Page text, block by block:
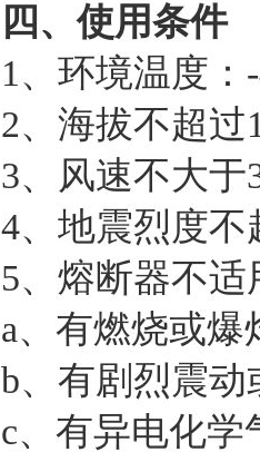
四、使用条件
1、环境温
2、海拔不超
3、风速不大
4、地震烈度
5、熔断器不
a、有燃烧或
b、有剧烈震
c、有异电化